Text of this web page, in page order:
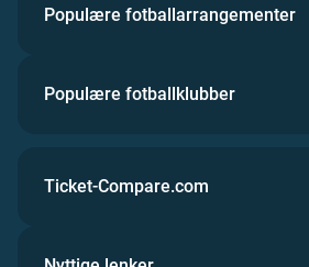
Populære fotballarrangementer
Populære fotballklubber
Ticket-Compare.com